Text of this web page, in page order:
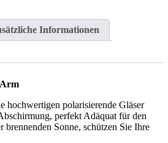
Informationen
hochwertigen polarisierende Gläser
perfekt Adäquat für den
brennenden Sonne, schützen Sie Ihre